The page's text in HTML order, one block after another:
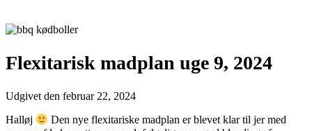
Flexitarisk madplan uge 9, 2024
Udgivet den februar 22, 2024
Halløj
Den nye flexitariske madplan er blevet klar til jer med